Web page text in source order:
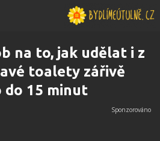
na to, jak udělat i z
toalety zářivě
do 15 minut